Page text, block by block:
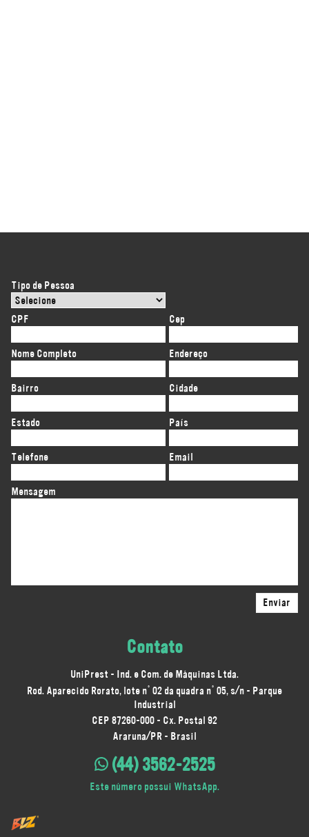
Tipo de Pessoa
CPF Cep
Nome Completo Endereço
Bairro Cidade
Estado País
Telefone Email
Mensagem
Contato
UniPrest - Ind. e Com. de Máquinas Ltda.
Rod. Aparecido Rorato, lote n° 02 da quadra n° 05, s/n - Parque
Industrial
CEP 87260-000 - Cx. Postal 92
Araruna/PR - Brasil
(44) 3562-2525
Este número possui WhatsApp.